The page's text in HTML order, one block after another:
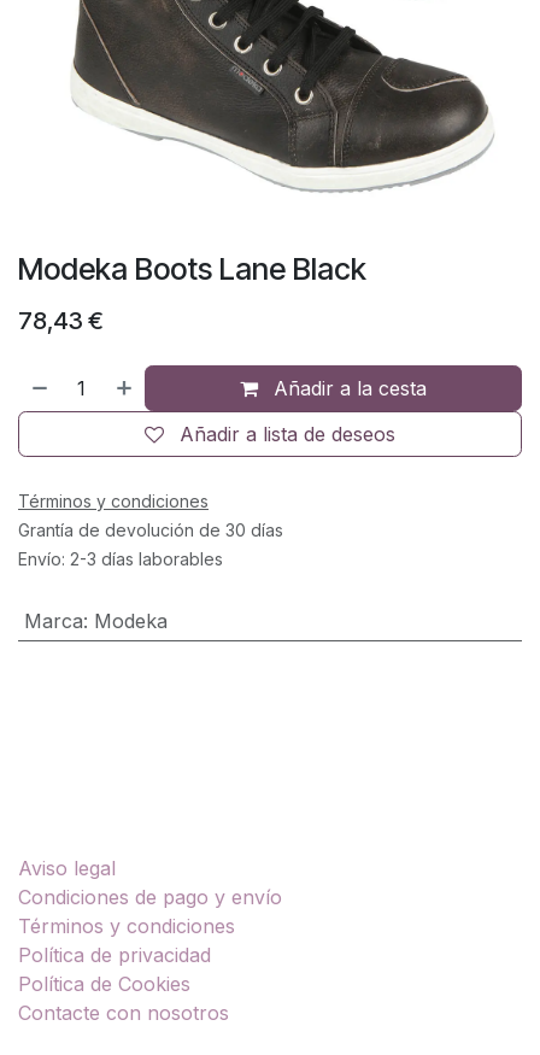
Modeka Boots Lane Black
78,43 €
Añadir a la cesta
Añadir a lista de deseos
Términos y condiciones
Grantía de devolución de 30 días
Envío: 2-3 días laborables
Marca: Modeka
Aviso legal
Condiciones de pago y envío
Términos y condiciones
Política de privacidad
Política de Cookies
Contacte con nosotros